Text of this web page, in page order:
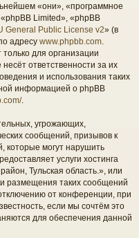
«они», «программное
Limited», «phpBB
General Public License v2» (в
адресу www.phpbb.com
для организации
ответственности за их
и использования таких
информацией о phpBB
.
угрожающих,
сообщений, призывов к
которые могут нарушить
услуги хостинга
Тульская область.», или
размещения таких сообщений
от конференции, при
если мы сочтём это
для обеспечения данной